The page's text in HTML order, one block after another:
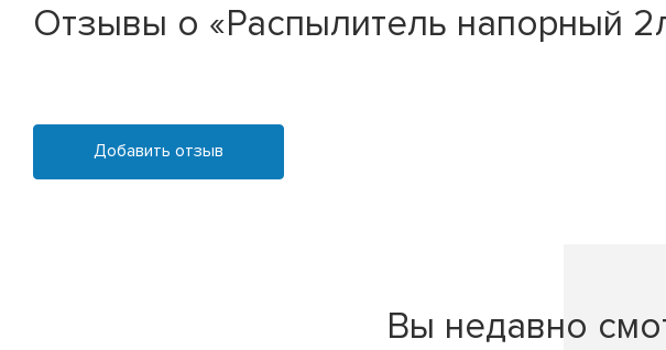
Отзывы о «Распылитель напорный
Добавить отзыв
Вы недавно